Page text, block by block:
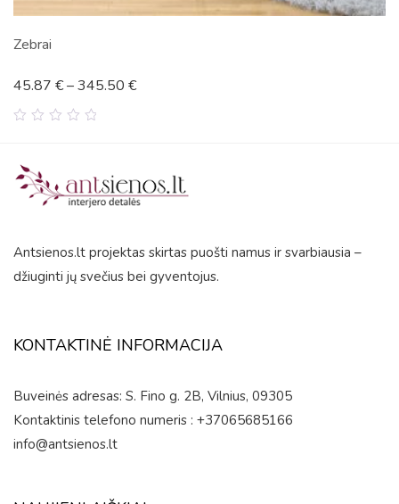
Zebrai
5
45.87 €–345.50 €
Antsienos.lt projektas skirtas puošti namus ir svarbiausia –
džiuginti jų svečius bei gyventojus.
KONTAKTINĖ INFORMACIJA
Buveinės adresas: S. Fino g. 2B, Vilnius, 09305
Kontaktinis telefono numeris : +37065685166
info@antsienos.lt